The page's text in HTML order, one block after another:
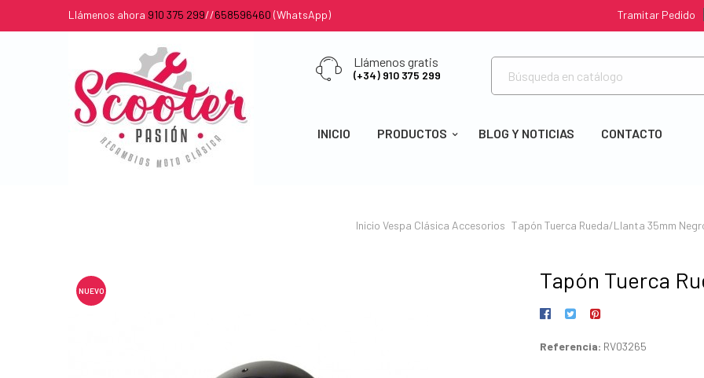
Llámenos ahora 910 375 299//658596460 (WhatsApp) Tramitar Pedido
Llámenos gratis
(+34) 910 375 299
INICIO PRODUCTOS BLOG Y NOTICIAS CONTACTO
Inicio Vespa Clásica Accesorios Tapón Tuerca Rueda/Llanta 35mm
NUEVO Tapón Tuerca
Referencia: RV03265